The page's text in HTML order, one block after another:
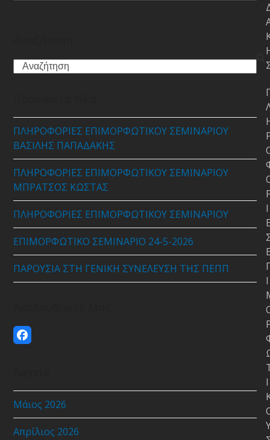
Search
ΠΛΗΡΟΦΟΡΙΕΣ ΕΠΙΜΟΡΦΩΤΙΚΟΥ ΣΕΜΙΝΑΡΙΟΥ
ΒΑΣΙΛΗΣ ΠΑΠΑΔΑΚΗΣ
ΠΛΗΡΟΦΟΡΙΕΣ ΕΠΙΜΟΡΦΩΤΙΚΟΥ ΣΕΜΙΝΑΡΙΟΥ
ΜΠΡΑΤΣΟΣ ΚΩΣΤΑΣ
ΠΛΗΡΟΦΟΡΙΕΣ ΕΠΙΜΟΡΦΩΤΙΚΟΥ ΣΕΜΙΝΑΡΙΟΥ
ΕΠΙΜΟΡΦΩΤΙΚΟ ΣΕΜΙΝΑΡΙΟ 24-5-2026
ΠΑΡΟΥΣΙΑ ΣΤΗ ΓΕΝΙΚΗ ΣΥΝΕΛΕΥΣΗ ΤΗΣ ΠΕΠΠ
Facebook
Μάιος 2026
Απρίλιος 2026
Ι
Ι
Ι